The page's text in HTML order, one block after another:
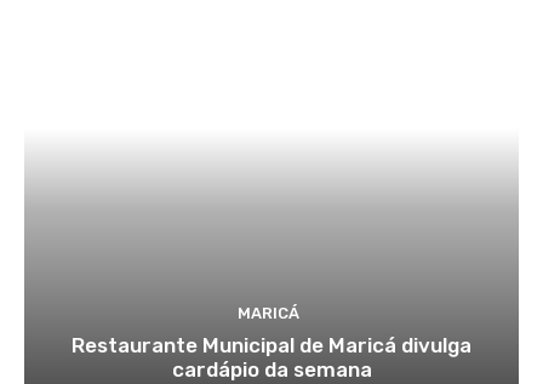
MARICÁ
Restaurante Municipal de Maricá divulga
cardápio da semana